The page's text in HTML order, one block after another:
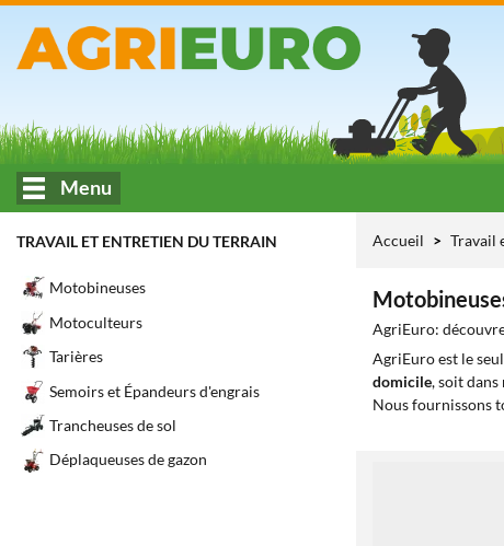
Menu
TRAVAIL ET ENTRETIEN DU TERRAIN
Motobineuses
Motoculteurs
Tarières
Semoirs et Épandeurs d'engrais
Trancheuses de sol
Déplaqueuses de gazon
Accueil Travail
AgriEuro:
AgriEuro est le
domicile, soit
Nous fournissons